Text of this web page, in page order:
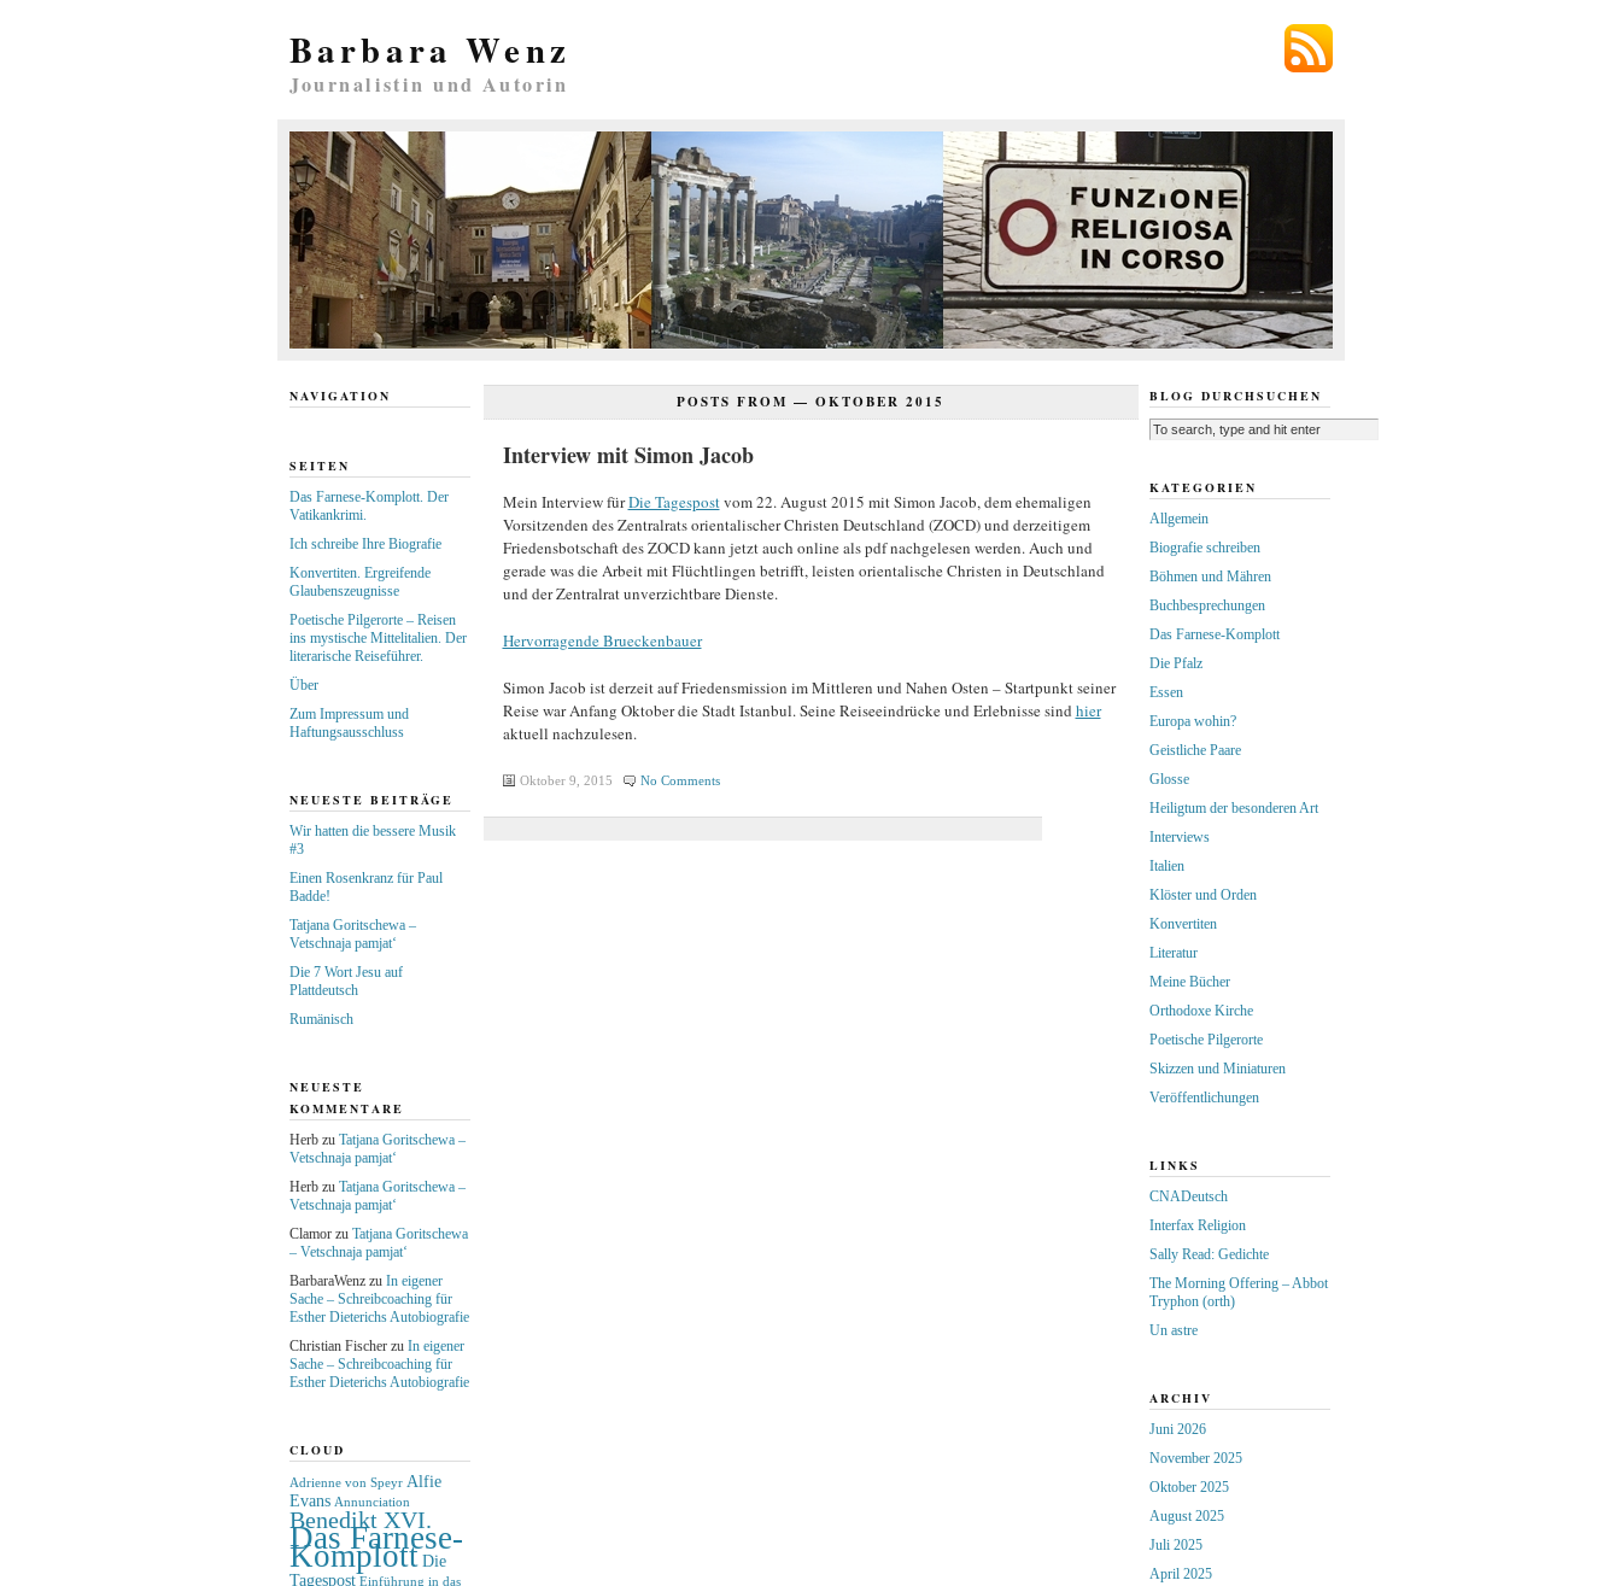
Barbara Wenz
Journalistin und Autorin
POSTS FROM — OKTOBER 2015
Interview mit Simon Jacob
Mein Interview fürDie Tagespostvom 22. August 2015 mit Simon Jacob, dem ehemaligen
Vorsitzenden des Zentralrats orientalischer Christen Deutschland (ZOCD) und derzeitigem
Friedensbotschaft des ZOCD kann jetzt auch online als pdf nachgelesen werden. Auch und
gerade was die Arbeit mit Flüchtlingen betrifft, leisten orientalische Christen in Deutschland
und der Zentralrat unverzichtbare Dienste.
Hervorragende Brueckenbauer
Simon Jacob ist derzeit auf Friedensmission im Mittleren und Nahen Osten – Startpunkt seiner
Reise war Anfang Oktober die Stadt Istanbul. Seine Reiseeindrücke und Erlebnisse sind hier
aktuell nachzulesen.
Oktober 9, 2015 No Comments
NAVIGATION
SEITEN
Das Farnese-Komplott. Der
Vatikankrimi.
Ich schreibe Ihre Biografie
Konvertiten. Ergreifende
Glaubenszeugnisse
Poetische Pilgerorte – Reisen
ins mystische Mittelitalien. Der
literarische Reiseführer.
Über
Zum Impressum und
Haftungsausschluss
NEUESTE BEITRÄGE
Wir hatten die bessere Musik
#3
Einen Rosenkranz für Paul
Badde!
Tatjana Goritschewa –
Vetschnaja pamjat‘
Die 7 Wort Jesu auf
Plattdeutsch
Rumänisch
NEUESTE
KOMMENTARE
Herbzu Tatjana Goritschewa –
Vetschnaja pamjat‘
Herbzu Tatjana Goritschewa –
Vetschnaja pamjat‘
Clamorzu Tatjana Goritschewa
– Vetschnaja pamjat‘
BarbaraWenzzu In eigener
Sache – Schreibcoaching für
Esther Dieterichs Autobiografie
Christian Fischerzu In eigener
Sache – Schreibcoaching für
Esther Dieterichs Autobiografie
CLOUD
Adrienne von Speyr Alfie
Evans Annunciation
Benedikt XVI.
Das Farnese-
Komplott Die
Tagespost Einführung in das
BLOG DURCHSUCHEN
KATEGORIEN
Allgemein
Biografie schreiben
Böhmen und Mähren
Buchbesprechungen
Das Farnese-Komplott
Die Pfalz
Essen
Europa wohin?
Geistliche Paare
Glosse
Heiligtum der besonderen Art
Interviews
Italien
Klöster und Orden
Konvertiten
Literatur
Meine Bücher
Orthodoxe Kirche
Poetische Pilgerorte
Skizzen und Miniaturen
Veröffentlichungen
LINKS
CNADeutsch
Interfax Religion
Sally Read: Gedichte
The Morning Offering – Abbot
Tryphon (orth)
Un astre
ARCHIV
Juni 2026
November 2025
Oktober 2025
August 2025
Juli 2025
April 2025